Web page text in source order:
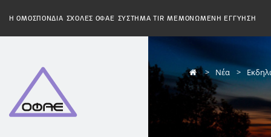
H ΟΜΟΣΠΟΝΔΙΑ ΣΧΟΛΕΣ ΟΦΑΕ ΣΥΣΤΗΜΑ TIR ΜΕΜΟΝΩΜΕΝΗ ΕΓΓΥΗΣΗ
Νέα